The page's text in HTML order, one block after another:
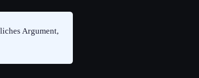
Argument,